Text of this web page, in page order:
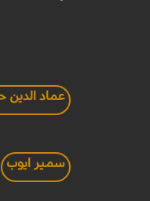
عماد الدين
سمير ايوب